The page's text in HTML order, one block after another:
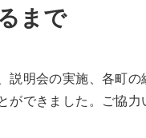
まで
説明会の実施、各町
ができました。ご協